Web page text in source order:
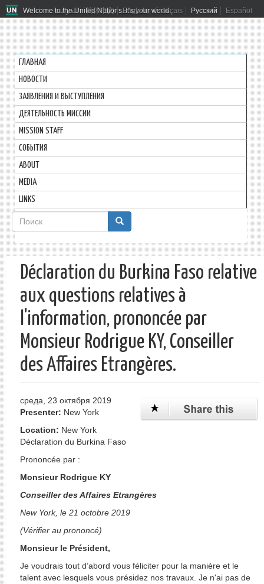
Welcome to the United Nations. It's your world.
العربية 简体中文 English Français Русский Español
ГЛАВНАЯ
HОВОСТИ
ЗАЯВЛЕНИЯ И ВЫСТУПЛЕНИЯ
ДЕЯТЕЛЬНОСТЬ МИССИИ
MISSION STAFF
СОБЫТИЯ
ABOUT
MEDIA
LINKS
Форма
поиска
Поиск
Déclaration du Burkina Faso relative
aux questions relatives à
l'information, prononcée par
Monsieur Rodrigue KY, Conseiller
des Affaires Etrangères.
среда, 23 октября 2019
Presenter: New York
Location: New York
Déclaration du Burkina Faso
Prononcée par :
Monsieur Rodrigue KY
Conseiller des Affaires Etrangères
New York, le 21 octobre 2019
(Vérifier au prononcé)
Monsieur le Président,
Je voudrais tout d’abord vous féliciter pour la manière et le
talent avec lesquels vous présidez nos travaux. Je n'ai pas de